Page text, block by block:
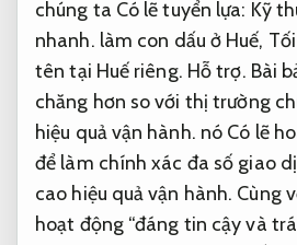
chúng ta Có lẽ tuyển lựa: Kỹ
nhanh. làm con dấu ở Huế,
tên tại Huế riêng. Hỗ trợ. Bài
chăng hơn so với thị trường
hiệu quả vận hành. nó Có lẽ
để làm chính xác đa số giao
cao hiệu quả vận hành. Cùng
hoạt động “đáng tin cậy và